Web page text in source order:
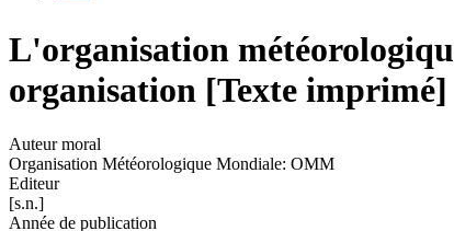
L'organisation
organisation [Texte imprimé]
Auteur moral
Organisation Météorologique Mondiale: OMM
Editeur
[s.n.]
Année de publication